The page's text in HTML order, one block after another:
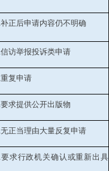
补正后申请内容仍不明确
信访举报投诉类申请
重复申请
要求提供公开出版物
无正当理由大量反复申请
要求行政机关确认或重新出具